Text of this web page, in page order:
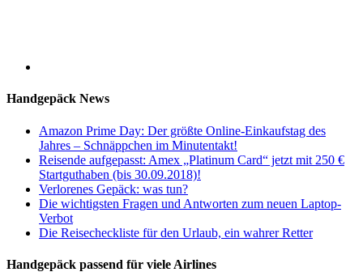
Handgepäck News
Amazon Prime Day: Der größte Online-Einkaufstag des
Jahres – Schnäppchen im Minutentakt!
Reisende aufgepasst: Amex „Platinum Card“ jetzt mit 250 €
Startguthaben (bis 30.09.2018)!
Verlorenes Gepäck: was tun?
Die wichtigsten Fragen und Antworten zum neuen Laptop-
Verbot
Die Reisecheckliste für den Urlaub, ein wahrer Retter
Handgepäck passend für viele Airlines